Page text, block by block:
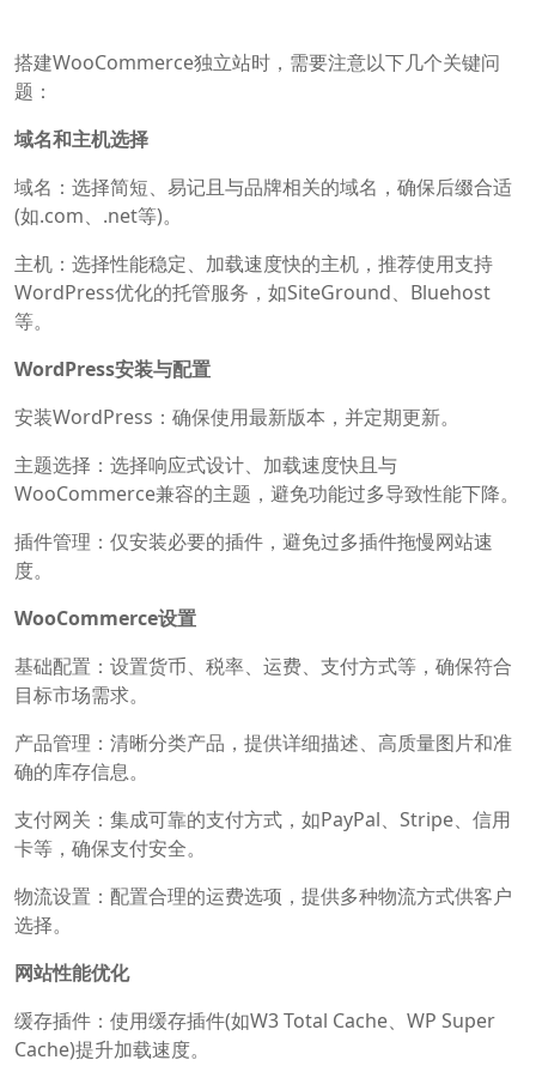
搭建WooCommerce独立站时，需要注意以下几个关键问
题：
域名和主机选择
域名：选择简短、易记且与品牌相关的域名，确保后缀合适
(如.com、.net等)。
主机：选择性能稳定、加载速度快的主机，推荐使用支持
WordPress优化的托管服务，如SiteGround、Bluehost
等。
WordPress安装与配置
安装WordPress：确保使用最新版本，并定期更新。
主题选择：选择响应式设计、加载速度快且与
WooCommerce兼容的主题，避免功能过多导致性能下降。
插件管理：仅安装必要的插件，避免过多插件拖慢网站速
度。
WooCommerce设置
基础配置：设置货币、税率、运费、支付方式等，确保符合
目标市场需求。
产品管理：清晰分类产品，提供详细描述、高质量图片和准
确的库存信息。
支付网关：集成可靠的支付方式，如PayPal、Stripe、信用
卡等，确保支付安全。
物流设置：配置合理的运费选项，提供多种物流方式供客户
选择。
网站性能优化
缓存插件：使用缓存插件(如W3 Total Cache、WP Super
Cache)提升加载速度。